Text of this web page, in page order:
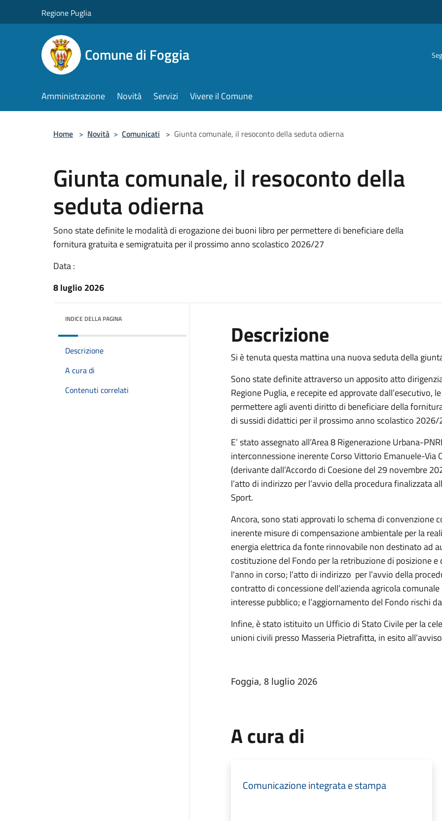
Regione Puglia
Comune di Foggia
Amministrazione Novità Servizi Vivere il Comune
Home > Novità > Comunicati > Giunta comunale, il resoconto della seduta odierna
Giunta comunale, il resoconto della
seduta odierna
Sono state definite le modalità di erogazione dei buoni libro per permettere di beneficiare della
fornitura gratuita e semigratuita per il prossimo anno scolastico 2026/27
Data :
8 luglio 2026
INDICE DELLA PAGINA
Descrizione
A cura di
Contenuti correlati
Descrizione
Si è tenuta questa mattina una nuova seduta della
Sono state definite attraverso un apposito atto
Regione Puglia, e recepite ed approvate dall’esecutivo,
permettere agli aventi diritto di beneficiare della
di sussidi didattici per il prossimo anno scolastico 2026/
E’ stato assegnato all’Area 8 Rigenerazione Urbana-
interconnessione inerente Corso Vittorio Emanuele-Via
(derivante dall’Accordo di Coesione del 29 novembre
l’atto di indirizzo per l’avvio della procedura finalizzata
Sport.
Ancora, sono stati approvati lo schema di convenzione
inerente misure di compensazione ambientale per la
energia elettrica da fonte rinnovabile non destinato ad
costituzione del Fondo per la retribuzione di posizione
l'anno in corso; l’atto di indirizzo per l’avvio della
contratto di concessione dell’azienda agricola
interesse pubblico; e l’aggiornamento del Fondo rischi
Infine, è stato istituito un Ufficio di Stato Civile per la
unioni civili presso Masseria Pietrafitta, in esito
Foggia, 8 luglio 2026
A cura di
Comunicazione integrata e stampa